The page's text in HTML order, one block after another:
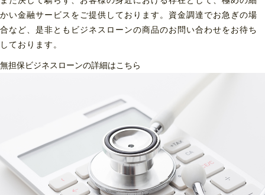
かい金融サービスをご提供しております。資金調達でお急ぎの場
合など、是非ともビジネスローンの商品のお問い合わせをお待ち
しております。
無担保ビジネスローンの詳細はこちら